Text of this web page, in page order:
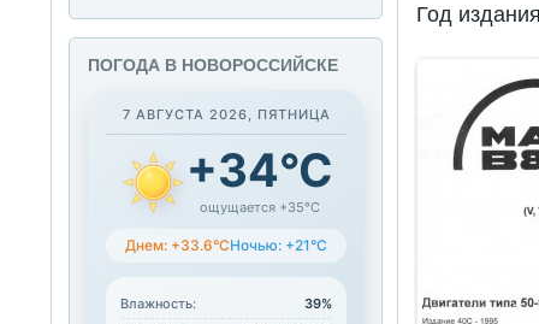
Год
ПОГОДА В НОВОРОССИЙСКЕ
7 АВГУСТА 2026, ПЯТНИЦА
+34°C
ощущается +35°C
Днем: +33.6°CНочью: +21°C
Влажность:
39%